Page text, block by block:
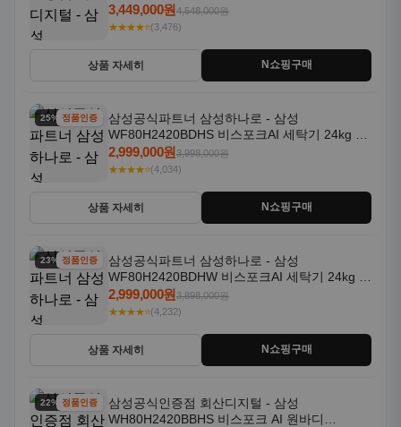
일체형 25kg+18kg 1등급
3,449,000원4,548,000원
★★★★⭐(3,476)
상품 자세히 N쇼핑구매
25% 할인정품인증
삼성공식파트너 삼성하나로 - 삼성
WF80H2420BDHS 비스포크AI 세탁기 24kg 건
조기 20kg 세제자동투입
2,999,000원3,998,000원
★★★★⭐(4,034)
상품 자세히 N쇼핑구매
23% 할인정품인증
삼성공식파트너 삼성하나로 - 삼성
WF80H2420BDHW 비스포크AI 세탁기 24kg 건
조기 20kg 세제자동투입
2,999,000원3,898,000원
★★★★⭐(4,232)
상품 자세히 N쇼핑구매
22% 할인정품인증
삼성공식인증점 회산디지털 - 삼성
WH80H2420BBHS 비스포크 AI 원바디